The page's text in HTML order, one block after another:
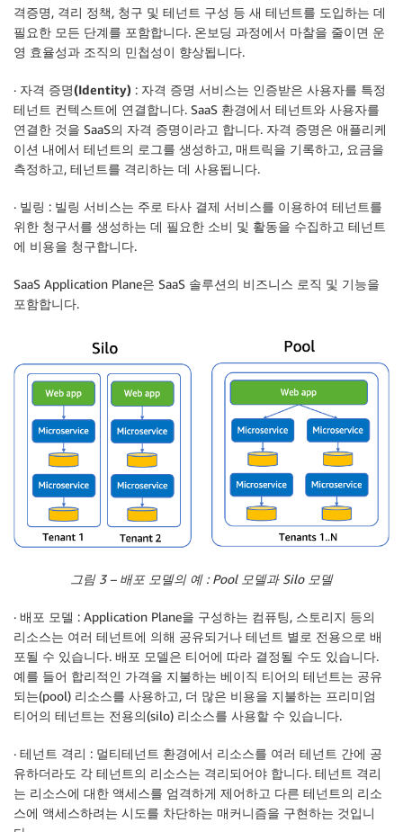
격증명, 격리 정책, 청구 및 테넌트 구성 등 새 테넌트를 도입하는 데
필요한 모든 단계를 포함합니다. 온보딩 과정에서 마찰을 줄이면 운
영 효율성과 조직의 민첩성이 향상됩니다.
· 자격 증명(Identity) : 자격 증명 서비스는 인증받은 사용자를 특정
테넌트 컨텍스트에 연결합니다. SaaS 환경에서 테넌트와 사용자를
연결한 것을 SaaS의 자격 증명이라고 합니다. 자격 증명은 애플리케
이션 내에서 테넌트의 로그를 생성하고, 매트릭을 기록하고, 요금을
측정하고, 테넌트를 격리하는 데 사용됩니다.
· 빌링 : 빌링 서비스는 주로 타사 결제 서비스를 이용하여 테넌트를
위한 청구서를 생성하는 데 필요한 소비 및 활동을 수집하고 테넌트
에 비용을 청구합니다.
SaaS Application Plane은 SaaS 솔루션의 비즈니스 로직 및 기능을
포함합니다.
그림 3 – 배포 모델의 예 : Pool 모델과 Silo 모델
· 배포 모델 : Application Plane을 구성하는 컴퓨팅, 스토리지 등의
리소스는 여러 테넌트에 의해 공유되거나 테넌트 별로 전용으로 배
포될 수 있습니다. 배포 모델은 티어에 따라 결정될 수도 있습니다.
예를 들어 합리적인 가격을 지불하는 베이직 티어의 테넌트는 공유
되는(pool) 리소스를 사용하고, 더 많은 비용을 지불하는 프리미엄
티어의 테넌트는 전용의(silo) 리소스를 사용할 수 있습니다.
· 테넌트 격리 : 멀티테넌트 환경에서 리소스를 여러 테넌트 간에 공
유하더라도 각 테넌트의 리소스는 격리되어야 합니다. 테넌트 격리
는 리소스에 대한 액세스를 엄격하게 제어하고 다른 테넌트의 리소
스에 액세스하려는 시도를 차단하는 매커니즘을 구현하는 것입니